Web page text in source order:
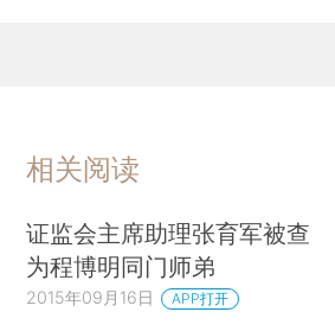
相关阅读
证监会主席助理张育军被查
为程博明同门师弟
2015年09月16日 APP打开